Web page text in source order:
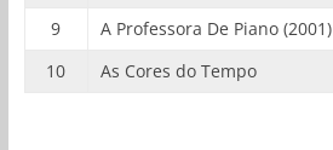
9
A Professora De Piano (2001)
10
As Cores do Tempo